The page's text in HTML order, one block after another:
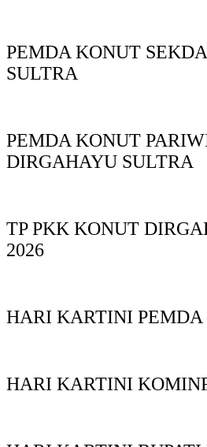
PEMDA KONUT
SULTRA
PEMDA KONUT
DIRGAHAYU SULTRA
TP PKK KONUT
2026
HARI KARTINI PEMDA
HARI KARTINI